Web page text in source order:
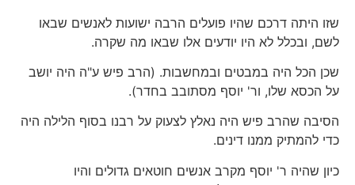
שזו היתה דרכם שהיו פועלים הרבה ישועות לאנשים שבאו
לשם, ובכלל לא היו יודעים אלו שבאו מה שקרה.
שכן הכל היה במבטים ובמחשבות. (הרב פיש ע"ה היה יושב
על הכסא שלו, ור' יוסף מסתובב בחדר).
הסיבה שהרב פיש היה נאלץ לצעוק על רבנו בסוף הלילה היה
כדי להמתיק ממנו דינים.
כיון שהיה ר' יוסף מקרב אנשים חוטאים גדולים והיו